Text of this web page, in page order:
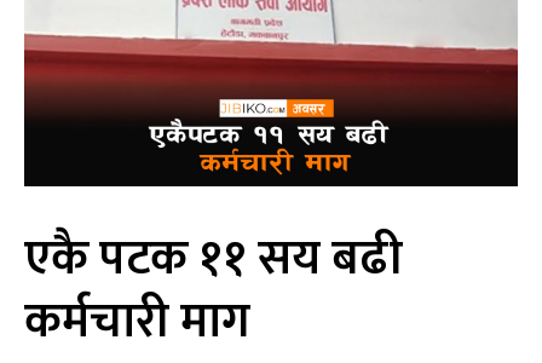
एकै पटक ११ सय बढी
कर्मचारी माग